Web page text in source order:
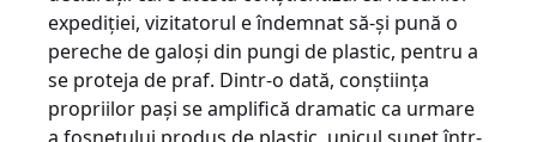
expediţiei, vizitatorul e îndemnat să-şi pună o
pereche de galoşi din pungi de plastic, pentru a
se proteja de praf. Dintr-o dată, conştiinţa
propriilor paşi se amplifică dramatic ca urmare